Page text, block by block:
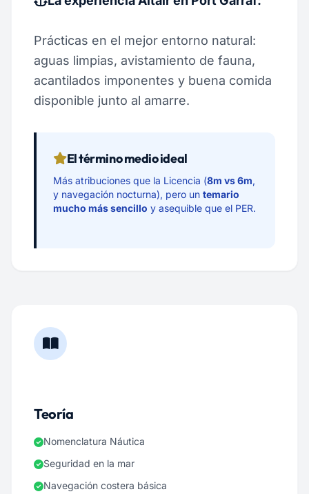
Prácticas en el mejor entorno natural:
aguas limpias, avistamiento de fauna,
acantilados imponentes y buena comida
disponible junto al amarre.
El término medio ideal
Más atribuciones que la Licencia (8m vs 6m,
y navegación nocturna), pero un temario
mucho más sencillo y asequible que el PER.
Teoría
Nomenclatura Náutica
Seguridad en la mar
Navegación costera básica